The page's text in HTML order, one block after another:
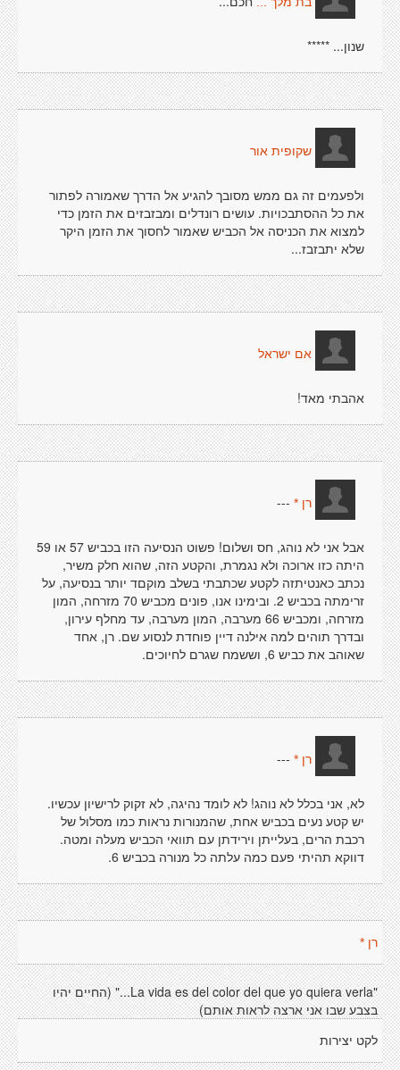
שנון... *****
שקופית אור
ולפעמים זה גם ממש מסובך להגיע אל הדרך שאמורה לפתור
את כל ההסתבכויות. עושים רונדלים ומבזבזים את הזמן כדי
למצוא את הכניסה אל הכביש שאמור לחסוך את הזמן היקר
שלא יתבזבז...
אם ישראל
אהבתי מאד!
רן * ---
אבל אני לא נוהג, חס ושלום! פשוט הנסיעה הזו בכביש 57 או 59
היתה כזו ארוכה ולא נגמרת, והקטע הזה, שהוא חלק משיר,
נכתב כאנטיתזה לקטע שכתבתי בשלב מוקםד יותר בנסיעה, על
זרימתה בכביש 2. ובימינו אנו, פונים מכביש 70 מזרחה, המון
מזרחה, ומכביש 66 מערבה, המון מערבה, עד מחלף עירון,
ובדרך תוהים למה אילנה דיין פוחדת לנסוע שם. רן, אחד
שאוהב את כביש 6, וששמח שגרם לחיוכים.
רן * ---
לא, אני בכלל לא נוהג! לא לומד נהיגה, לא זקוק לרישיון עכשיו.
יש קטע נעים בכביש אחת, שהמנורות נראות כמו מסלול של
רכבת הרים, בעלייתן וירידתן עם תוואי הכביש מעלה ומטה.
דווקא תהיתי פעם כמה עלתה כל מנורה בכביש 6.
רן *
"La vida es del color del que yo quiera verla..." (החיים יהיו
בצבע שבו אני ארצה לראות אותם)
לקט יצירות